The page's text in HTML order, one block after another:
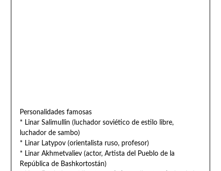
Personalidades famosas
* Linar Salimullin (luchador soviético de estilo libre,
luchador de sambo)
* Linar Latypov (orientalista ruso, profesor)
* Linar Akhmetvaliev (actor, Artista del Pueblo de la
República de Bashkortostán)